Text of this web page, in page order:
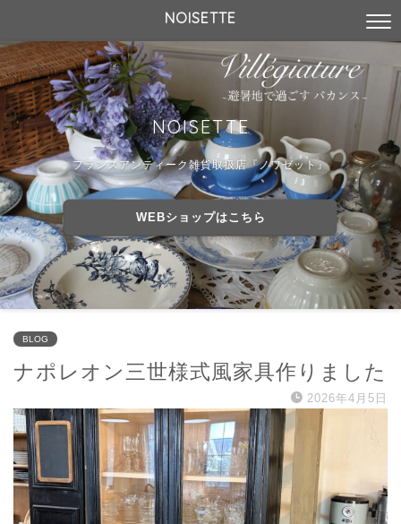
NOISETTE
NOISETTE
フランスアンティーク雑貨取扱店『ノワゼット』
WEBショップはこちら
BLOG
ナポレオン三世様式風家具作りました
2026年4月5日